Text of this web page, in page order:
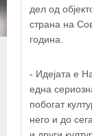
дел од
страна на
година.
- Идејата е
една
побогат
него и до
+